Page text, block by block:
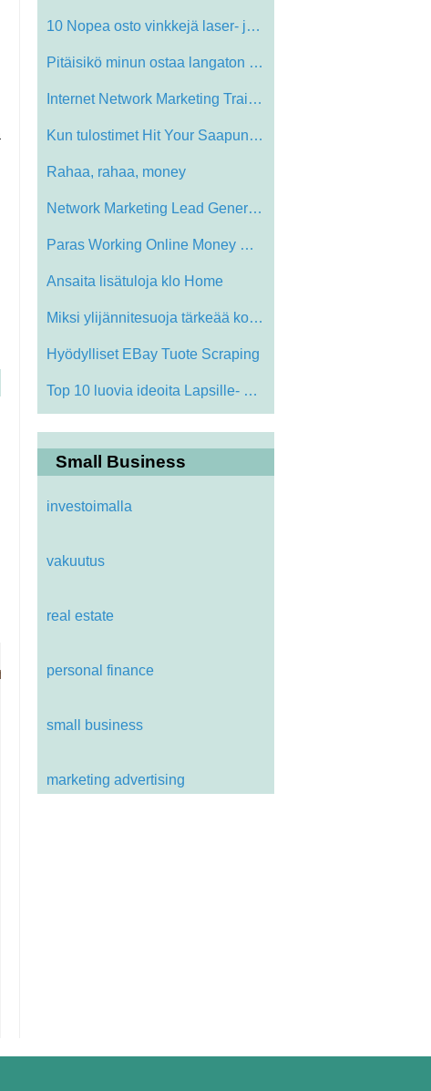
Breaking Up
10 Nopea osto vinkkejä laser- ja Inkjet…
Pitäisikö minun ostaa langaton näppä…
Internet Network Marketing Training
Kun tulostimet Hit Your Saapuneet: Funny…
Rahaa, rahaa, money
Network Marketing Lead Generation Bluepr…
Paras Working Online Money Making Secret…
Ansaita lisätuloja klo Home
Miksi ylijännitesuoja tärkeää koti E…
Hyödylliset EBay Tuote Scraping
Top 10 luovia ideoita Lapsille- Laita va…
Small Business
investoimalla
vakuutus
real estate
personal finance
small business
marketing advertising